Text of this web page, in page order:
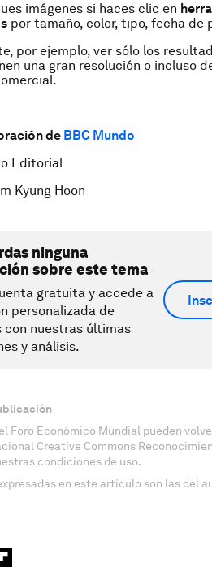
imágenes si haces clic en
por tamaño, color, tipo, fecha de
por ejemplo, ver sólo los
una gran resolución o incluso
de BBC Mundo
Editorial
Kyung Hoon
ninguna
sobre este tema
gratuita y accede a
personalizada de
con nuestras últimas
y análisis.
Foro Económico Mundial pueden
Creative Commons
condiciones de uso.
en este artículo son las del